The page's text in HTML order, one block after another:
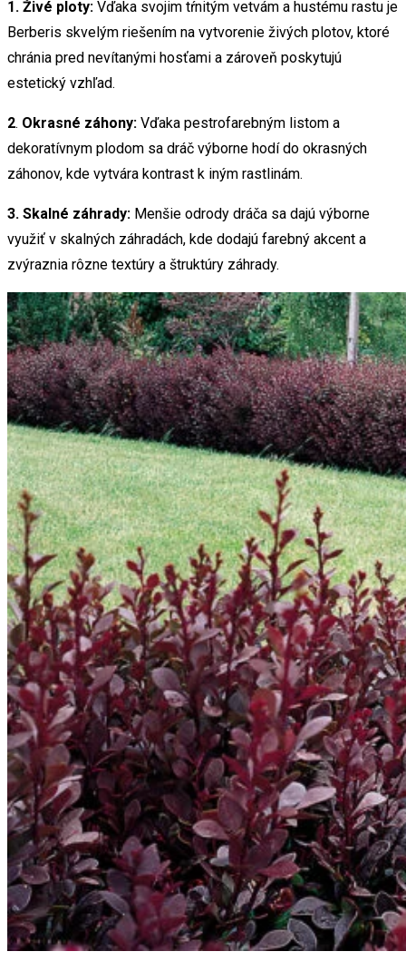
1. Živé ploty: Vďaka svojim tŕnitým vetvám a hustému rastu je
Berberis skvelým riešením na vytvorenie živých plotov, ktoré
chránia pred nevítanými hosťami a zároveň poskytujú
estetický vzhľad.
2. Okrasné záhony: Vďaka pestrofarebným listom a
dekoratívnym plodom sa dráč výborne hodí do okrasných
záhonov, kde vytvára kontrast k iným rastlinám.
3. Skalné záhrady: Menšie odrody dráča sa dajú výborne
využiť v skalných záhradách, kde dodajú farebný akcent a
zvýraznia rôzne textúry a štruktúry záhrady.